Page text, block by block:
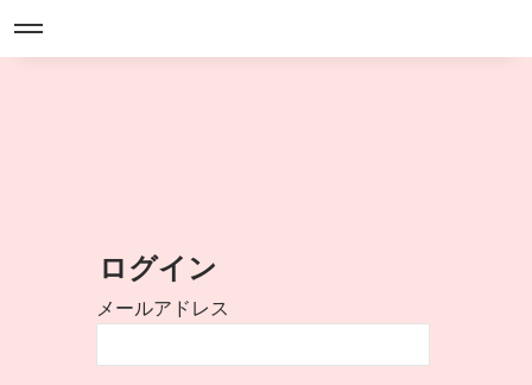
ログイン
メールアドレス